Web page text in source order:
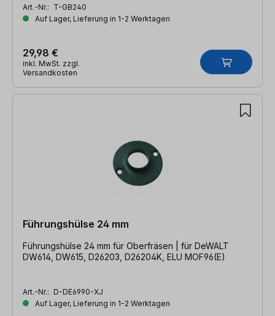
Art.-Nr.: T-GB240
Auf Lager, Lieferung in 1-2 Werktagen
29,98 €
inkl. MwSt. zzgl.
Versandkosten
Führungshülse 24 mm
Führungshülse 24 mm für Oberfräsen | für DeWALT
DW614, DW615, D26203, D26204K, ELU MOF96(E)
Art.-Nr.: D-DE6990-XJ
Auf Lager, Lieferung in 1-2 Werktagen